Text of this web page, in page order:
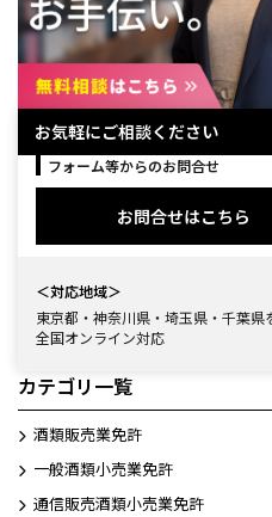
お気軽にご相談ください
フォーム等からのお問合せ
お問合せはこちら
＜対応地域＞
東京都・神奈川県・埼玉県・千葉県
全国オンライン対応
カテゴリ一覧
酒類販売業免許
一般酒類小売業免許
通信販売酒類小売業免許